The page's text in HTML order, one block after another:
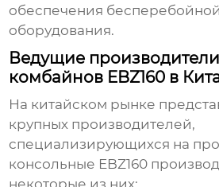
обеспечения
оборудования.
Ведущие
комбайнов EBZ160 в
На китайском рынке
крупных производителей,
специализирующихся на
консольные EBZ160